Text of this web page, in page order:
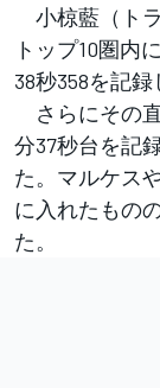
小椋藍（ト
トップ10圏内
38秒358を記
さらにその
分37秒台を記
た。マルケス
に入れたもの
た。